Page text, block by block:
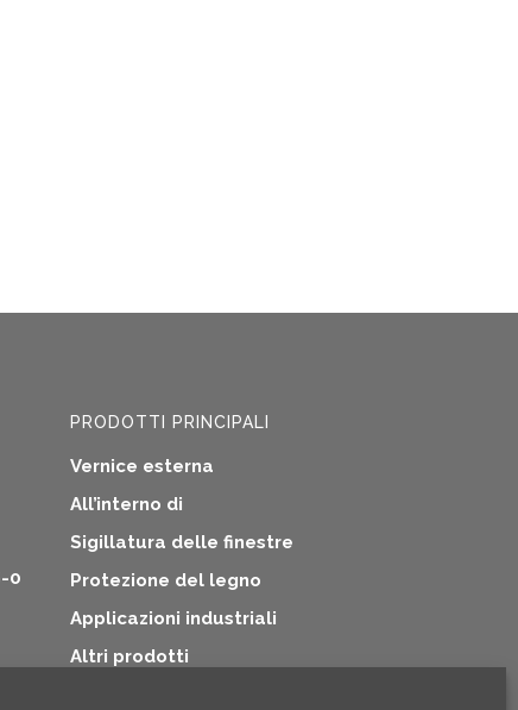
0
PRODOTTI PRINCIPALI
Vernice esterna
All’interno di
Sigillatura delle finestre
Protezione del legno
Applicazioni industriali
Altri prodotti